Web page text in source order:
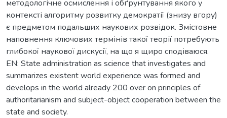
методологічне осмислення і обґрунтування якого у
контексті алгоритму розвитку демократії (знизу вгору)
є предметом подальших наукових розвідок. Змістовне
наповнення ключових термінів такої теорії потребують
глибокої наукової дискусії, на що я щиро сподіваюся.
EN: State administration as science that investigates and
summarizes existent world experience was formed and
develops in the world already 200 over on principles of
authoritarianism and subject-object cooperation between the
state and society.